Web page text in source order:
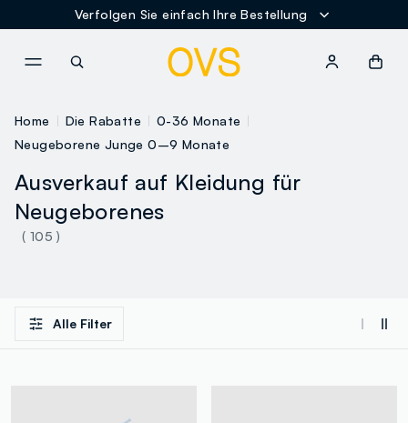
Verfolgen Sie einfach Ihre Bestellung
Home Die Rabatte
0-36 Monate
Neugeborene Junge 0–9 Monate
Ausverkauf auf Kleidung für
Neugeborenes
( 105 )
Alle Filter